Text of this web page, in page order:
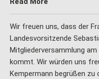
Wir freuen uns, dass der
Landesvorsitzende
Mitgliederversammlung
kommt. Wir würden uns
Kempermann begrüßen zu